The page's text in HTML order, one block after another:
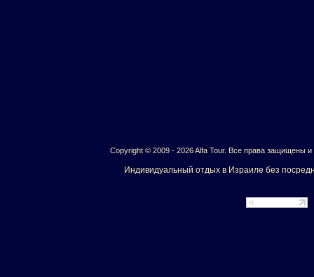
Copyright © 2009 - 2026 Alfa Tour. Все права защищены и
Индивидуальный отдых в Израиле без